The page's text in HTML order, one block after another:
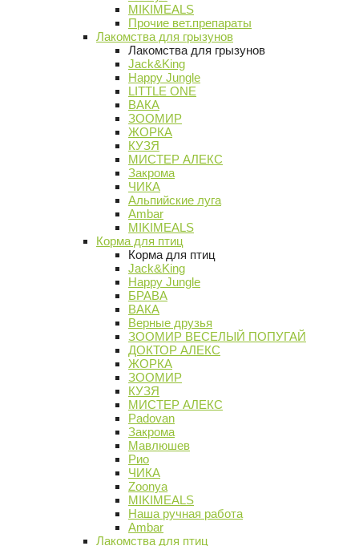
MIKIMEALS
Прочие вет.препараты
Лакомства для грызунов
Лакомства для грызунов
Jack&King
Happy Jungle
LITTLE ONE
ВАКА
ЗООМИР
ЖОРКА
КУЗЯ
МИСТЕР АЛЕКС
Закрома
ЧИКА
Альпийские луга
Ambar
MIKIMEALS
Корма для птиц
Корма для птиц
Jack&King
Happy Jungle
БРАВА
ВАКА
Верные друзья
ЗООМИР ВЕСЕЛЫЙ ПОПУГАЙ
ДОКТОР АЛЕКС
ЖОРКА
ЗООМИР
КУЗЯ
МИСТЕР АЛЕКС
Padovan
Закрома
Мавлюшев
Рио
ЧИКА
Zoonya
MIKIMEALS
Наша ручная работа
Ambar
Лакомства для птиц